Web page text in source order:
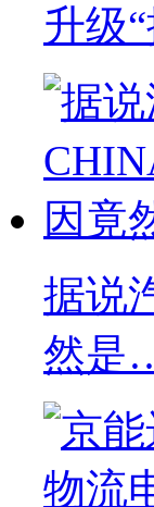
升级
据说
然是